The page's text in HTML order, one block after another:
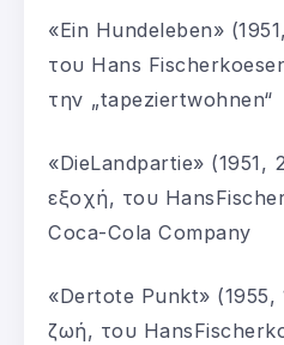
«Ein Hundeleben»
του Hans
την „tapeziertwohnen“
«DieLandpartie» (1951,
εξοχή, του
Coca-Cola Company
«Dertote Punkt» (1955,
ζωή, του